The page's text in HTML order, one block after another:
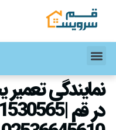
نمایندگی